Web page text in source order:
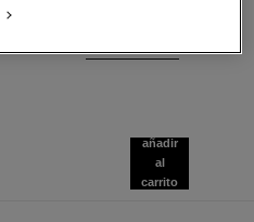
Añadir al Carrito
añadir
al
carrito